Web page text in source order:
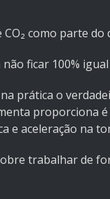
como parte
ficar 100%
prática o
proporciona
aceleração na
trabalhar de